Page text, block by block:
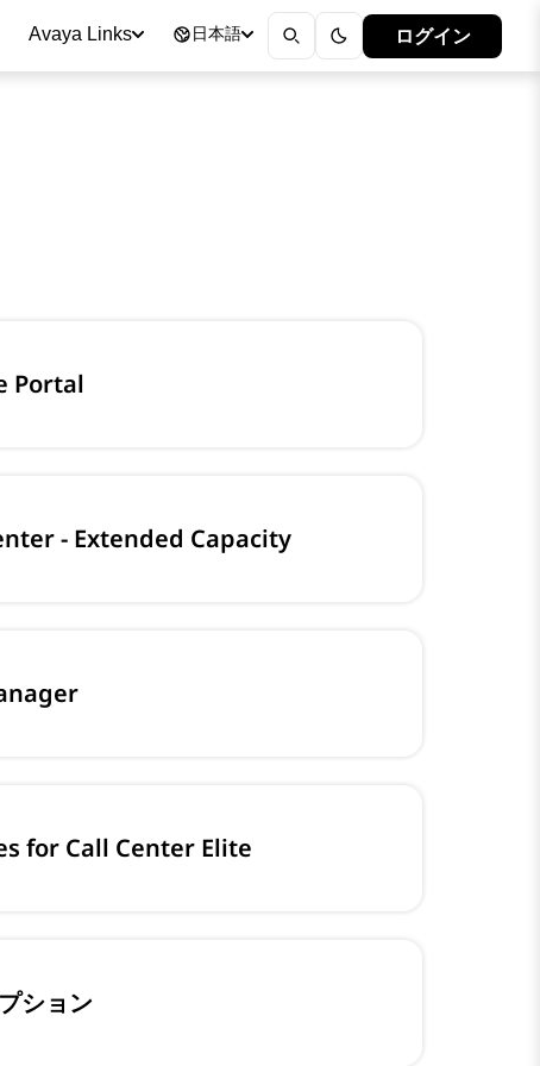
Avaya Links 日本語 ログイン
Portal
- Extended Capacity
for Call Center Elite
ション